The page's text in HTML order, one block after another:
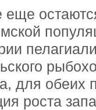
еще
для обеих
роста